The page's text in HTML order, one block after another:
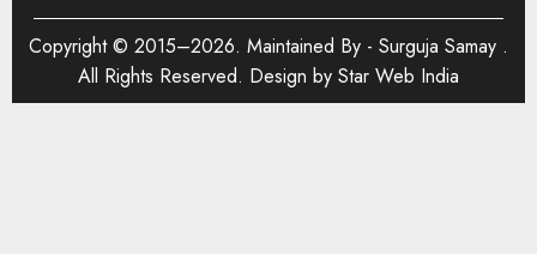
Copyright © 2015–2026. Maintained By - Surguja Samay .
All Rights Reserved. Design by Star Web India